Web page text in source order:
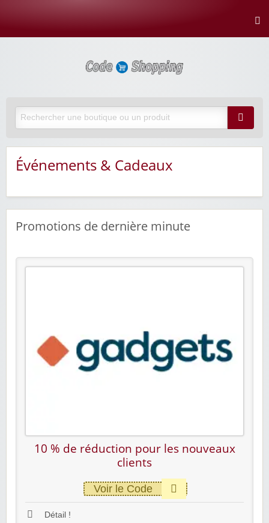
Événements & Cadeaux
Promotions de dernière minute
10 % de réduction pour les nouveaux
clients
Voir le Code
Détail !